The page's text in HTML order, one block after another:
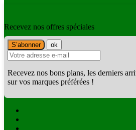
Recevez nos offres spéciales
Recevez nos bons plans, les derniers
sur vos marques préférées !